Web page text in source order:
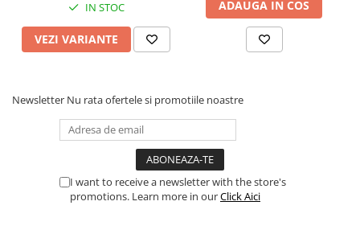
Procesoare Desktop
Stocare
SSD Interne
Memorii RAM
Memorii Laptop
IN STOC
VEZI VARIANTE
ADAUGA IN COS
Newsletter Nu rata ofertele si promotiile noastre
I want to receive a newsletter with the store's
promotions. Learn more in ourClick Aici